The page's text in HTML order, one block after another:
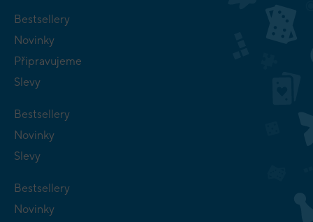
Bestsellery
Novinky
Připravujeme
Slevy
Bestsellery
Novinky
Slevy
Bestsellery
Novinky